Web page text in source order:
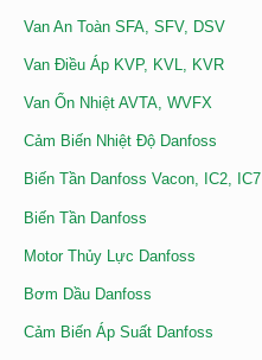
Van An Toàn SFA, SFV, DSV
Van Điều Áp KVP, KVL, KVR
Van Ổn Nhiệt AVTA, WVFX
Cảm Biến Nhiệt Độ Danfoss
Biến Tần Danfoss Vacon, IC2, IC7
Biến Tần Danfoss
Motor Thủy Lực Danfoss
Bơm Dầu Danfoss
Cảm Biến Áp Suất Danfoss